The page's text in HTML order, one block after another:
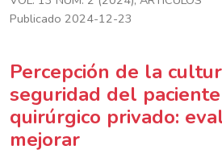
Percepción de la
seguridad del
quirúrgico privado:
mejorar
Publicado 2024-12-23